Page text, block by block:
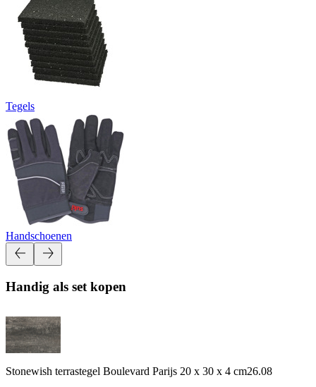
Tegels
Handschoenen
Handig als set kopen
Stonewish terrastegel Boulevard Parijs 20 x 30 x 4 cm26.08